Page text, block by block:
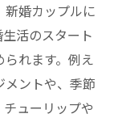
婚カップルに
活のスタート
れます。例え
メントや、季節
ューリップや